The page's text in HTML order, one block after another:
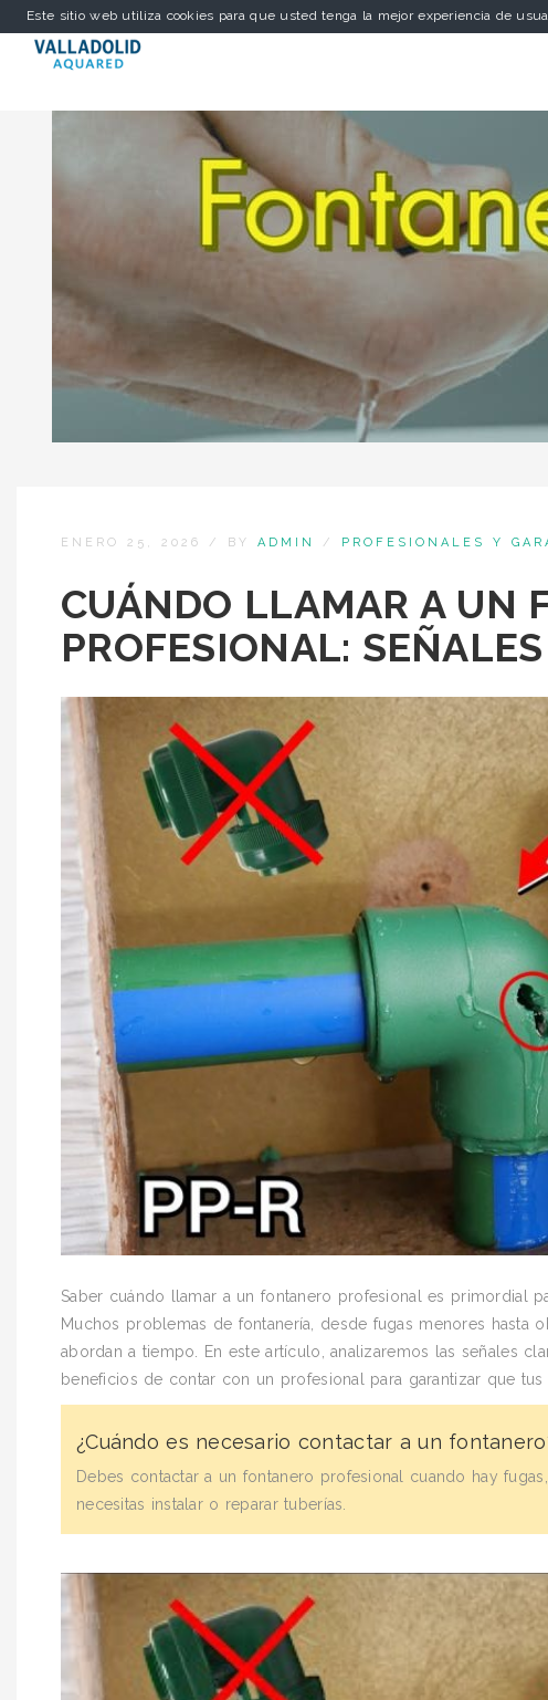
ENERO 25, 2026 / BY ADMIN / PROFESIONALES Y
CUÁNDO LLAMAR A UN
PROFESIONAL:
Saber cuándo llamar a un fontanero profesional es primordial
Muchos problemas de fontanería, desde fugas menores hasta
abordan a tiempo. En este artículo, analizaremos las señales
beneficios de contar con un profesional para garantizar que
¿Cuándo es necesario contactar a un
Debes contactar a un fontanero profesional cuando hay
necesitas instalar o reparar tuberías.
Este sitio web utiliza cookies para que usted tenga la mejor experiencia de